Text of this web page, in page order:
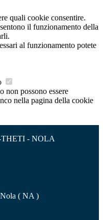
quali cookie consentire.
il funzionamento della
al funzionamento potete
non possono essere
nella pagina della cookie
- NOLA
( NA )